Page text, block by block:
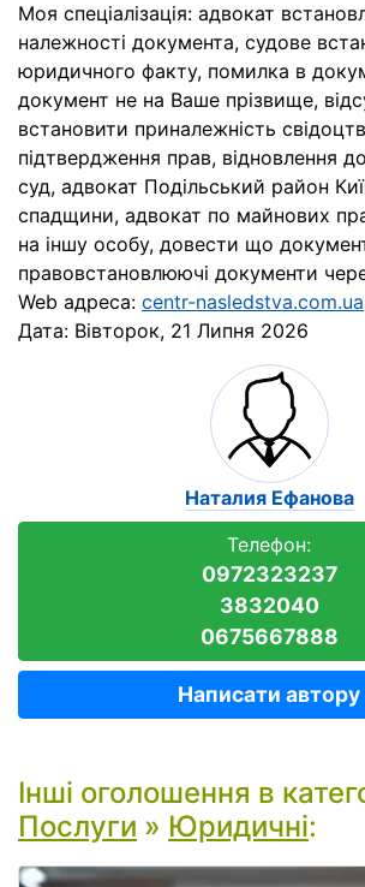
Моя спеціалізація: адвокат
належності документа, судове
юридичного факту, помилка в
документ не на Ваше прізвище,
встановити приналежність
підтвердження прав, відновлення
суд, адвокат Подільський район
спадщини, адвокат по майнових
на іншу особу, довести що
правовстановлюючі документи
Web адреса: centr-nasledstva.com.ua
Дата: Вівторок, 21 Липня 2026
Наталия Ефанова
Телефон:
0972323237
3832040
0675667888
Написати автору
Інші оголошення в
Послуги » Юридичні: